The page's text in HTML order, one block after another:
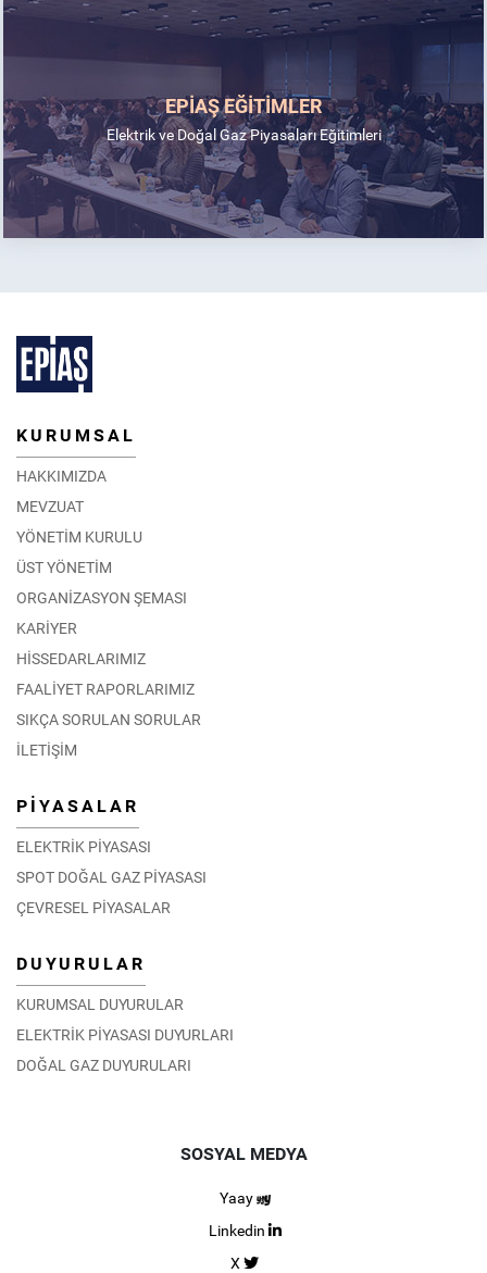
EPİAŞ EĞİTİMLER
Elektrik ve Doğal Gaz Piyasaları Eğitimleri
KURUMSAL
HAKKIMIZDA
MEVZUAT
YÖNETİM KURULU
ÜST YÖNETİM
ORGANİZASYON ŞEMASI
KARİYER
HİSSEDARLARIMIZ
FAALİYET RAPORLARIMIZ
SIKÇA SORULAN SORULAR
İLETİŞİM
PİYASALAR
ELEKTRİK PİYASASI
SPOT DOĞAL GAZ PİYASASI
ÇEVRESEL PİYASALAR
DUYURULAR
KURUMSAL DUYURULAR
ELEKTRİK PİYASASI DUYURLARI
DOĞAL GAZ DUYURULARI
SOSYAL MEDYA
Yaay
Linkedin
X